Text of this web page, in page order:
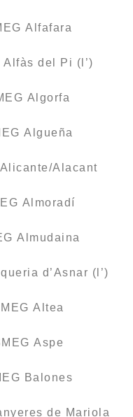
Alfafara
del Pi (l’)
Algorfa
Algueña
Alacant
Almoradí
Almudaina
d’Asnar (l’)
Altea
Aspe
Balones
de Mariola